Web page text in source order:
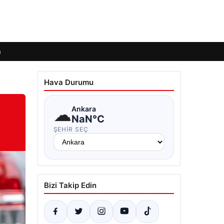
Hava Durumu
☁Ankara
NaN°C
ŞEHIR SEÇ
Bizi Takip Edin